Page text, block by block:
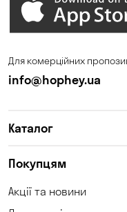
Для комерційних
info@hophey.ua
Каталог
Покупцям
Акції та новини